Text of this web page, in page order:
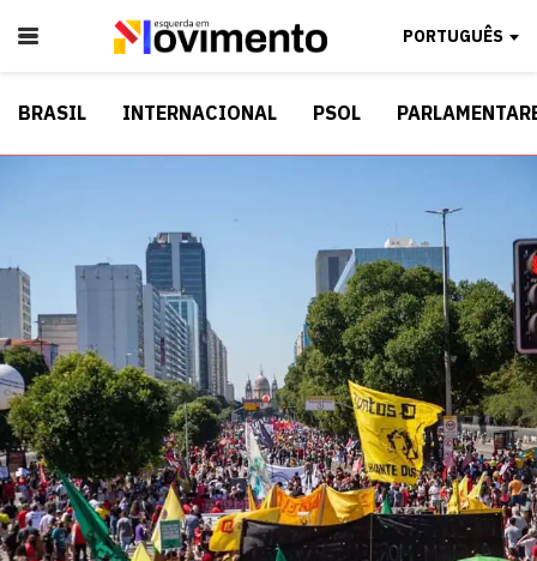
PORTUGUÊS
BRASIL INTERNACIONAL PSOL